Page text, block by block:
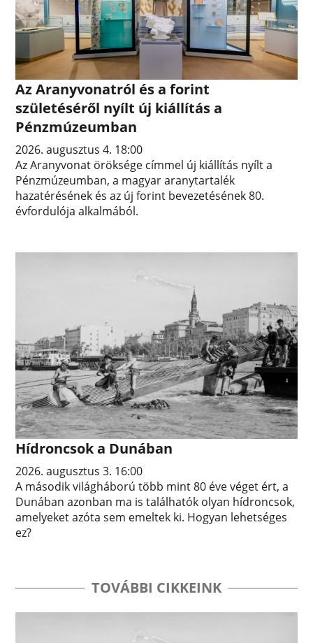
Az Aranyvonatról és a forint
születéséről nyílt új kiállítás a
Pénzmúzeumban
2026. augusztus 4. 18:00
Az Aranyvonat öröksége címmel új kiállítás nyílt a
Pénzmúzeumban, a magyar aranytartalék
hazatérésének és az új forint bevezetésének 80.
évfordulója alkalmából.
Hídroncsok a Dunában
2026. augusztus 3. 16:00
A második világháború több mint 80 éve véget ért, a
Dunában azonban ma is találhatók olyan hídroncsok,
amelyeket azóta sem emeltek ki. Hogyan lehetséges
ez?
TOVÁBBI CIKKEINK